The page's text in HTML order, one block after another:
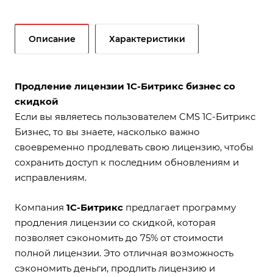
Описание Характеристики
Продление лицензии 1С-Битрикс бизнес со
скидкой
Если вы являетесь пользователем CMS 1С-Битрикс
Бизнес, то вы знаете, насколько важно
своевременно продлевать свою лицензию, чтобы
сохранить доступ к последним обновлениям и
исправлениям.
Компания 1С-Битрикс предлагает программу
продления лицензии со скидкой, которая
позволяет сэкономить до 75% от стоимости
полной лицензии. Это отличная возможность
сэкономить деньги, продлить лицензию и